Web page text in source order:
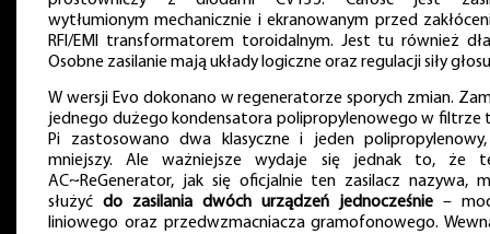
wytłumionym mechanicznie i ekranowanym przed
RFI/EMI transformatorem toroidalnym. Jest tu również
Osobne zasilanie mają układy logiczne oraz regulacji siły
W wersji Evo dokonano w regeneratorze sporych zmian.
jednego dużego kondensatora polipropylenowego w filtrze
Pi zastosowano dwa klasyczne i jeden
mniejszy. Ale ważniejsze wydaje się jednak to, że
AC~ReGenerator, jak się oficjalnie ten zasilacz nazywa,
służyć do zasilania dwóch urządzeń jednocześnie –
liniowego oraz przedwzmacniacza gramofonowego.